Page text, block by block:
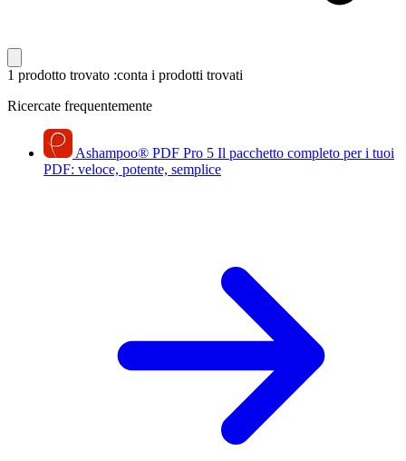
1 prodotto trovato :conta i prodotti trovati
Ricercate frequentemente
Ashampoo® PDF Pro 5 Il pacchetto completo per i tuoi
PDF: veloce, potente, semplice